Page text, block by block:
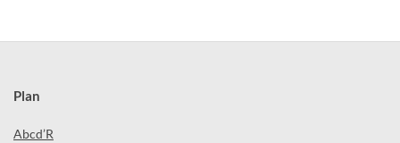
Plan
Abcd’R